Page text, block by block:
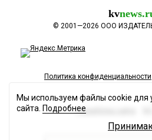
kv
© 2001—2026 ООО
Политика конфиденциальности
Разработка сайта
Мы используем файлы cookie для
сайта. Подробнее